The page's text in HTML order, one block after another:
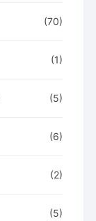
(70)
(1)
(5)
(6)
(2)
(5)